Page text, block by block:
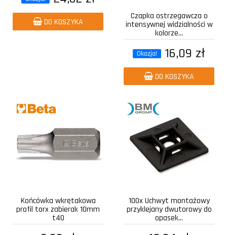
DO KOSZYKA
Czapka ostrzegawcza o
intensywnej widzialności w
kolorze...
Okazja! 16,09 zł
DO KOSZYKA
Końcówka wkrętakowa
profil torx zabierak 10mm
t40
100x Uchwyt montażowy
przyklejany dwutorowy do
opasek...